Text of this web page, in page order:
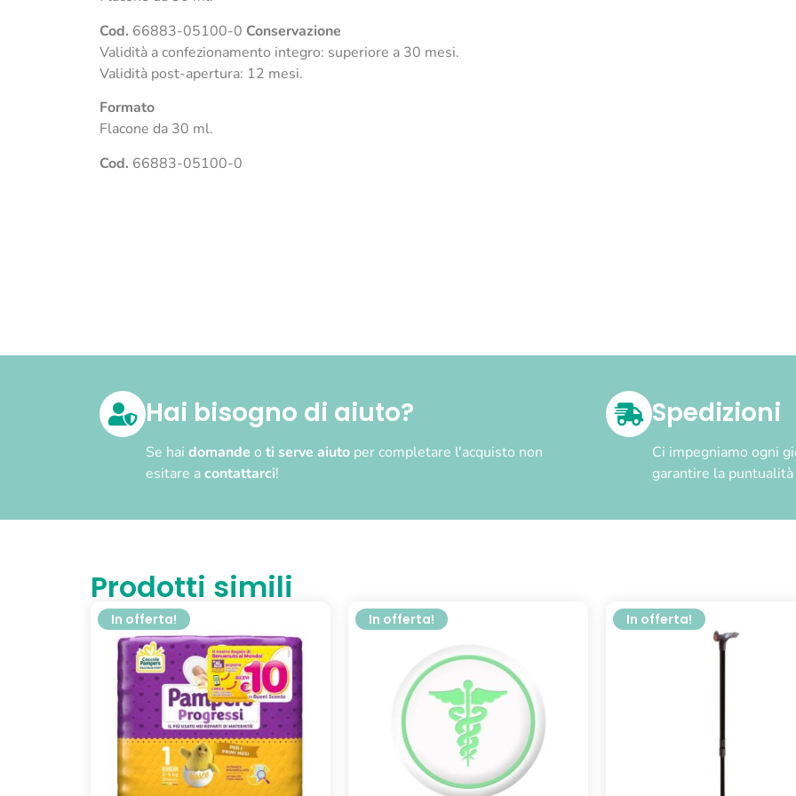
Cod. 66883-05100-0 Conservazione
Validità a confezionamento integro: superiore a 30 mesi.
Validità post-apertura: 12 mesi.
Formato
Flacone da 30 ml.
Cod. 66883-05100-0
Hai bisogno di aiuto?
Se hai domande o ti serve aiuto per completare l'acquisto non
esitare acontattarci!
Spedizioni
Ci impegniamo ogni
garantire la
Prodotti simili
In offerta! In offerta! In offerta!